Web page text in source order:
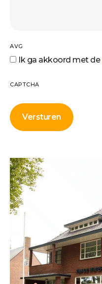
AVG
Ik ga akkoord met de
CAPTCHA